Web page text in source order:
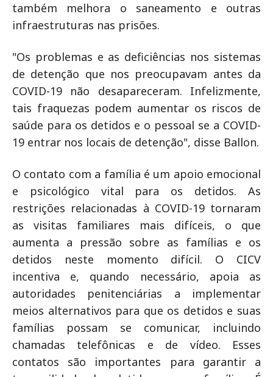
também melhora o saneamento e outras
infraestruturas nas prisões.
"Os problemas e as deficiências nos sistemas
de detenção que nos preocupavam antes da
COVID-19 não desapareceram. Infelizmente,
tais fraquezas podem aumentar os riscos de
saúde para os detidos e o pessoal se a COVID-
19 entrar nos locais de detenção", disse Ballon.
O contato com a família é um apoio emocional
e psicológico vital para os detidos. As
restrições relacionadas à COVID-19 tornaram
as visitas familiares mais difíceis, o que
aumenta a pressão sobre as famílias e os
detidos neste momento difícil. O CICV
incentiva e, quando necessário, apoia as
autoridades penitenciárias a implementar
meios alternativos para que os detidos e suas
famílias possam se comunicar, incluindo
chamadas telefônicas e de vídeo. Esses
contatos são importantes para garantir a